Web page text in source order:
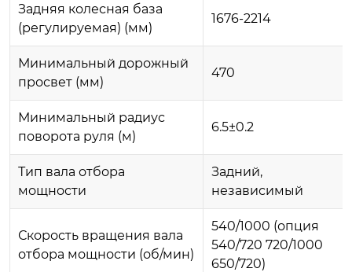
Задняя колесная база
(регулируемая) (мм)
1676-2214
Минимальный дорожный
просвет (мм)
470
Минимальный радиус
поворота руля (м)
6.5±0.2
Тип вала отбора
мощности
Задний,
независимый
Скорость вращения вала
отбора мощности (об/мин)
540/1000 (опция
540/720 720/1000
650/720)